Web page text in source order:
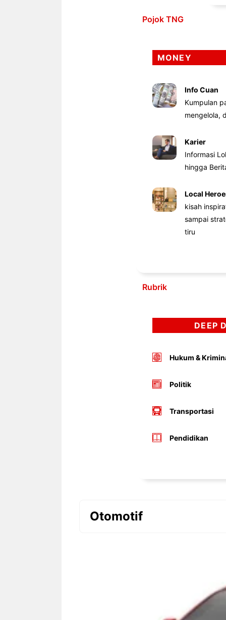
Pojok TNG
MONEY
Info Cuan
Kumpulan
mengelola,
Karier
Informasi
hingga
Local
kisah
sampai
tiru
Rubrik
DEEP
Hukum &
Politik
Transportasi
Pendidikan
Otomotif